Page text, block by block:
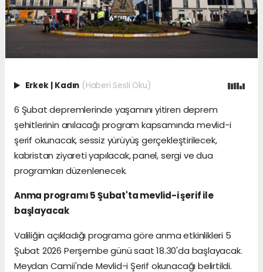
Erkek | Kadın (Haberi Sesli Oku)
6 Şubat depremlerinde yaşamını yitiren deprem
şehitlerinin anılacağı program kapsamında mevlid-i
şerif okunacak, sessiz yürüyüş gerçekleştirilecek,
kabristan ziyareti yapılacak, panel, sergi ve dua
programları düzenlenecek.
Anma programı 5 Şubat'ta mevlid-i şerif ile
başlayacak
Valiliğin açıkladığı programa göre anma etkinlikleri 5
Şubat 2026 Perşembe günü saat 18.30'da başlayacak.
Meydan Camii'nde Mevlid-i Şerif okunacağı belirtildi.